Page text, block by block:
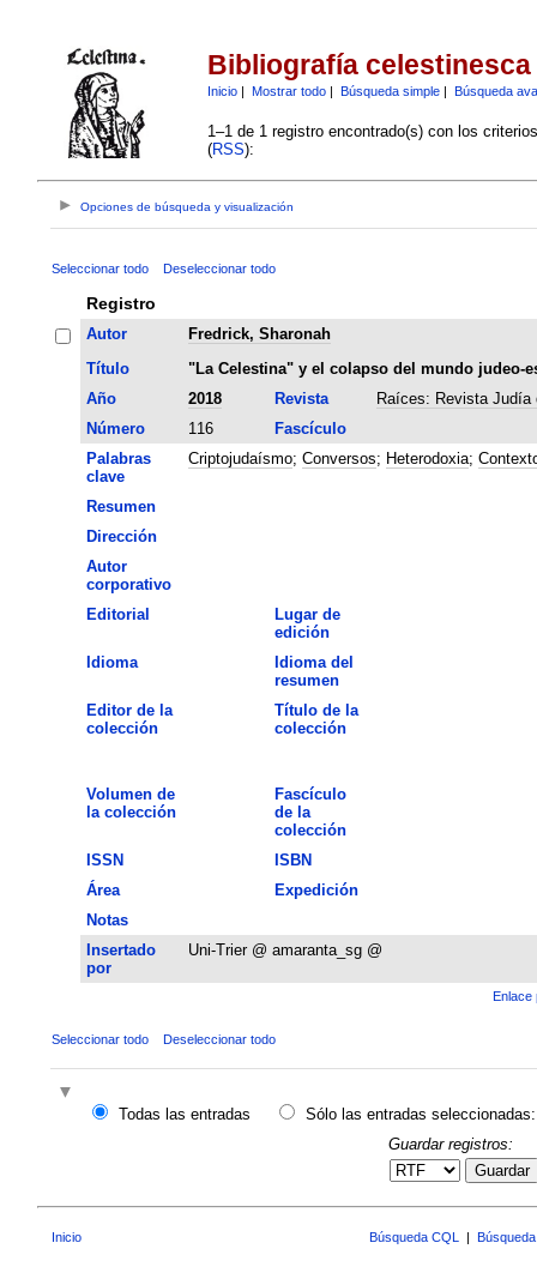
Bibliografía celestinesca
Inicio| Mostrar todo| Búsqueda simple| Búsqueda
1–1 de 1 registro encontrado(s) con los
(RSS):
Opciones de búsqueda y visualización
Seleccionar todo Deseleccionar todo
Registro
Autor
Fredrick, Sharonah
Título
"La Celestina" y el colapso del mundo judeo-
Año
2018 Revista
Raíces: Revista Judía
Número
116
Fascículo
Palabras
clave
Criptojudaísmo; Conversos; Heterodoxia;
Resumen
Dirección
Autor
corporativo
Editorial
Lugar de
edición
Idioma
Idioma del
resumen
Editor de la
colección
Título de la
colección
Volumen de
la colección
Fascículo
de la
colección
ISSN
ISBN
Área
Expedición
Notas
Insertado
por
Uni-Trier @ amaranta_sg @
Enlace
Seleccionar todo Deseleccionar todo
Todas las entradas
Sólo las entradas seleccionadas:
Guardar registros:
Guardar
Inicio Búsqueda CQL